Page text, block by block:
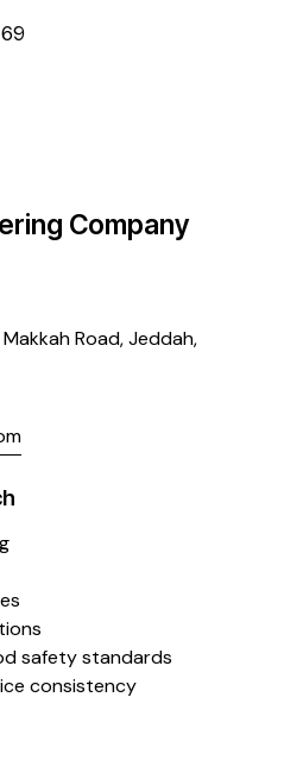
Company
Road, Jeddah,
safety standards
consistency